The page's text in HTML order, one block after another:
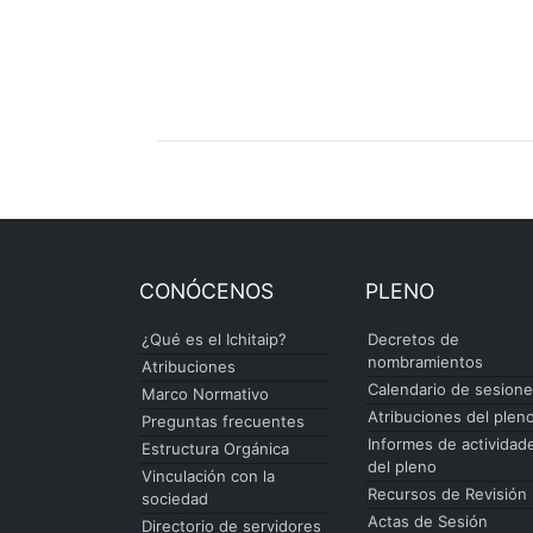
CONÓCENOS
¿Qué es el Ichitaip?
Atribuciones
Marco Normativo
Preguntas frecuentes
Estructura Orgánica
Vinculación con la
sociedad
Directorio de servidores
PLENO
Decretos de
nombramientos
Calendario de
Atribuciones del
Informes de
del pleno
Recursos de Revisión
Actas de Sesión